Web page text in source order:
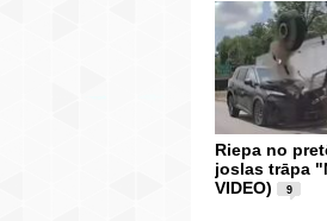
Riepa no
joslas trāpa
VIDEO)
9